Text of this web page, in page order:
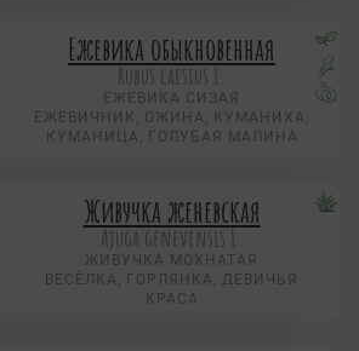
Ежевика обыкновенная
Rubus caesius L.
ЕЖЕВИКА СИЗАЯ
ЕЖЕВИЧНИК, ОЖИНА, КУМАНИХА,
КУМАНИЦА, ГОЛУБАЯ МАЛИНА
Живучка женевская
Ajuga genevensis L.
ЖИВУЧКА МОХНАТАЯ
ВЕСЁЛКА, ГОРЛЯНКА, ДЕВИЧЬЯ
КРАСА